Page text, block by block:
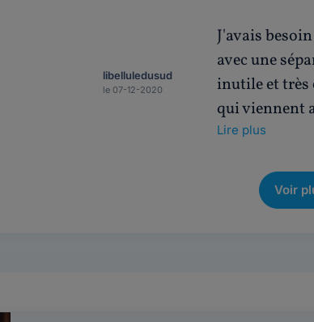
libelluledusud
le 07-12-2020
J'avais
avec une
inutile et très
qui viennent
Lire plus
Voir